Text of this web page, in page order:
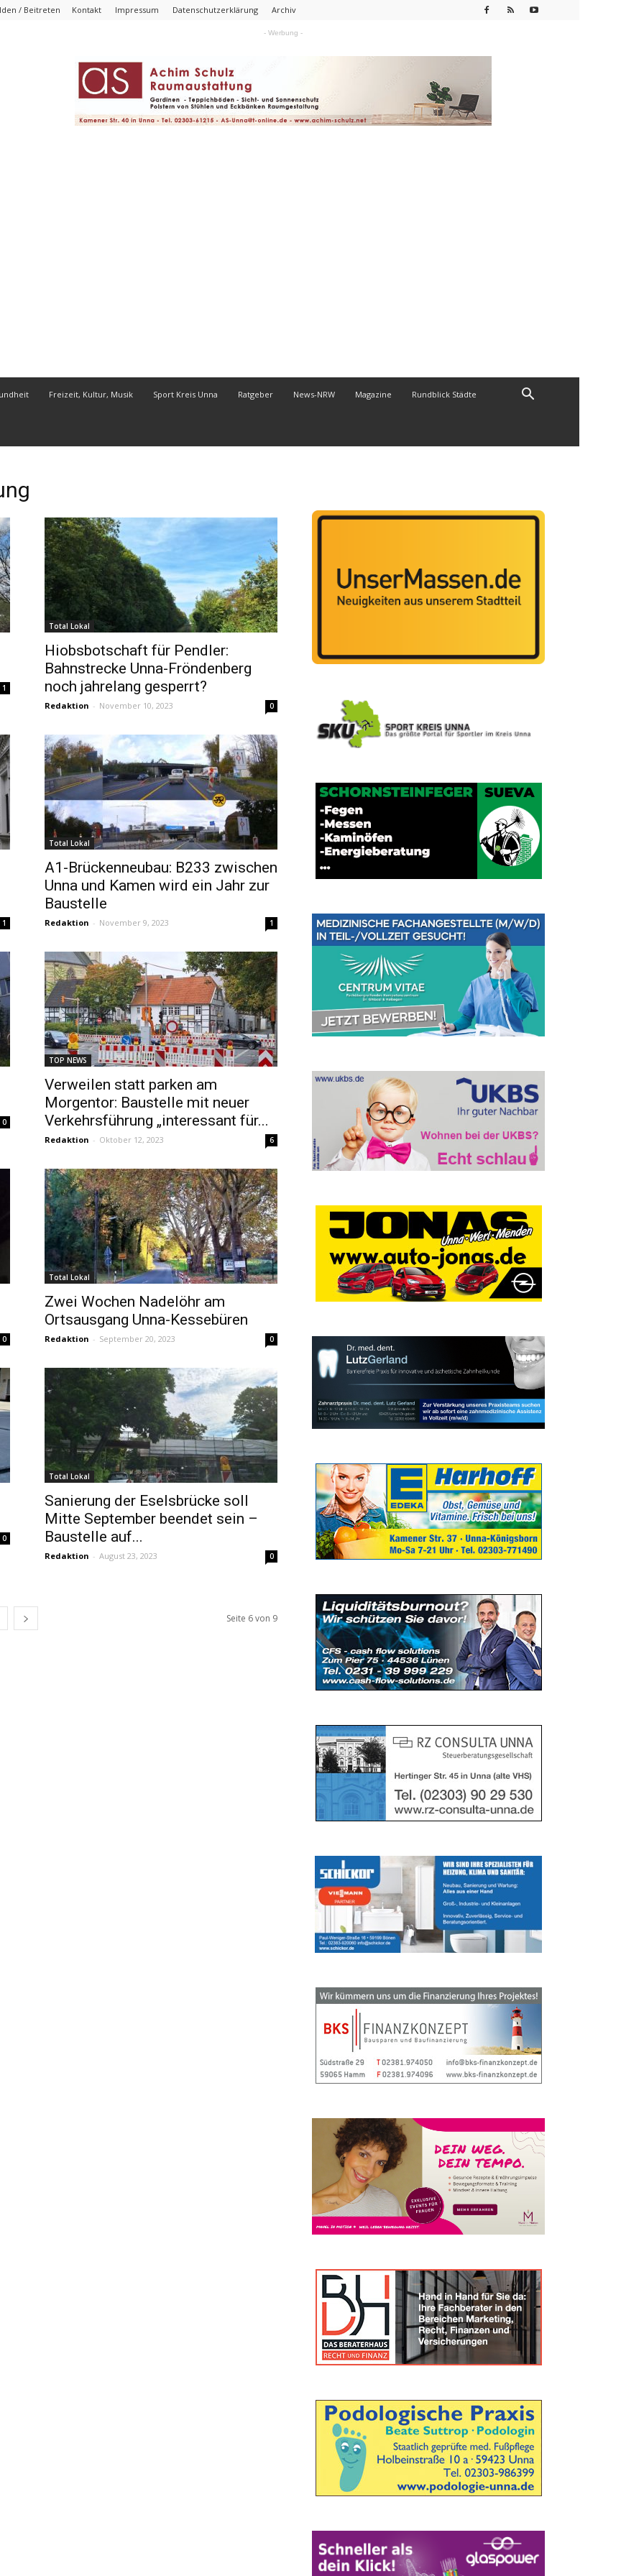
/ Beitreten Kontakt Impressum Datenschutzerklärung Archiv
- Werbung -
Freizeit, Kultur, Musik Sport Kreis Unna Ratgeber News-NRW Magazine Rundblick Städte
1
Total Lokal
Hiobsbotschaft für Pendler:
Bahnstrecke Unna-Fröndenberg
noch jahrelang gesperrt?
Redaktion - November 10, 2023 0
1
Total Lokal
A1-Brückenneubau: B233 zwischen
Unna und Kamen wird ein Jahr zur
Baustelle
Redaktion - November 9, 2023 1
0
TOP NEWS
Verweilen statt parken am
Morgentor: Baustelle mit neuer
Verkehrsführung „interessant für...
Redaktion - Oktober 12, 2023 6
0
Total Lokal
Zwei Wochen Nadelöhr am
Ortsausgang Unna-Kessebüren
Redaktion - September 20, 2023 0
0
Total Lokal
Sanierung der Eselsbrücke soll
Mitte September beendet sein –
Baustelle auf...
Redaktion - August 23, 2023 0
Seite 6 von 9